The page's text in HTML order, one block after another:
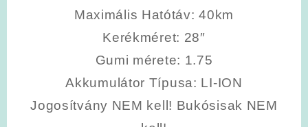
Maximális Hatótáv: 40km
Kerékméret: 28″
Gumi mérete: 1.75
Akkumulátor Típusa: LI-ION
Jogosítvány NEM kell! Bukósisak NEM